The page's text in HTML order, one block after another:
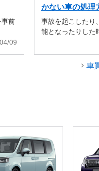
事前
09
かない車の処理
事故を起こしたり
能となったりした
車